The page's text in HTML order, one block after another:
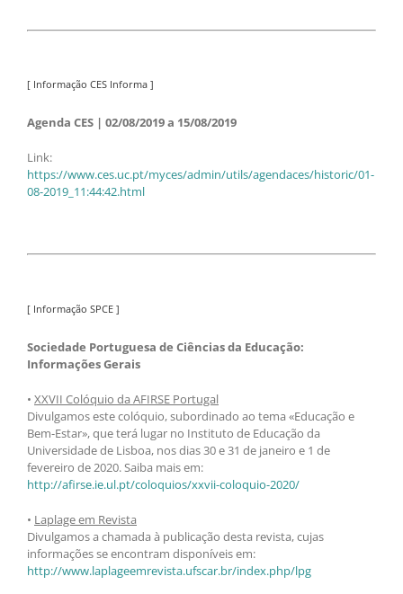
[ Informação CES Informa ]
Agenda CES | 02/08/2019 a 15/08/2019
Link:
https://www.ces.uc.pt/myces/admin/utils/agendaces/historic/01-
08-2019_11:44:42.html
[ Informação SPCE ]
Sociedade Portuguesa de Ciências da Educação:
Informações Gerais
• XXVII Colóquio da AFIRSE Portugal
Divulgamos este colóquio, subordinado ao tema «Educação e
Bem-Estar», que terá lugar no Instituto de Educação da
Universidade de Lisboa, nos dias 30 e 31 de janeiro e 1 de
fevereiro de 2020. Saiba mais em:
http://afirse.ie.ul.pt/coloquios/xxvii-coloquio-2020/
• Laplage em Revista
Divulgamos a chamada à publicação desta revista, cujas
informações se encontram disponíveis em:
http://www.laplageemrevista.ufscar.br/index.php/lpg